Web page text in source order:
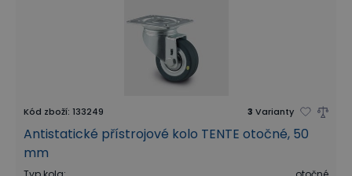
Kód zboží: 133249 3 Varianty
Antistatické přístrojové kolo TENTE otočné, 50
mm